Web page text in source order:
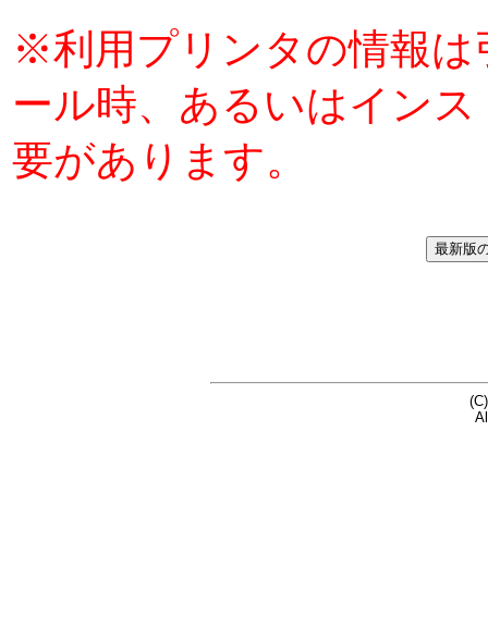
※利用プリンタの情報は
ール時、あるいはイン
要があります。